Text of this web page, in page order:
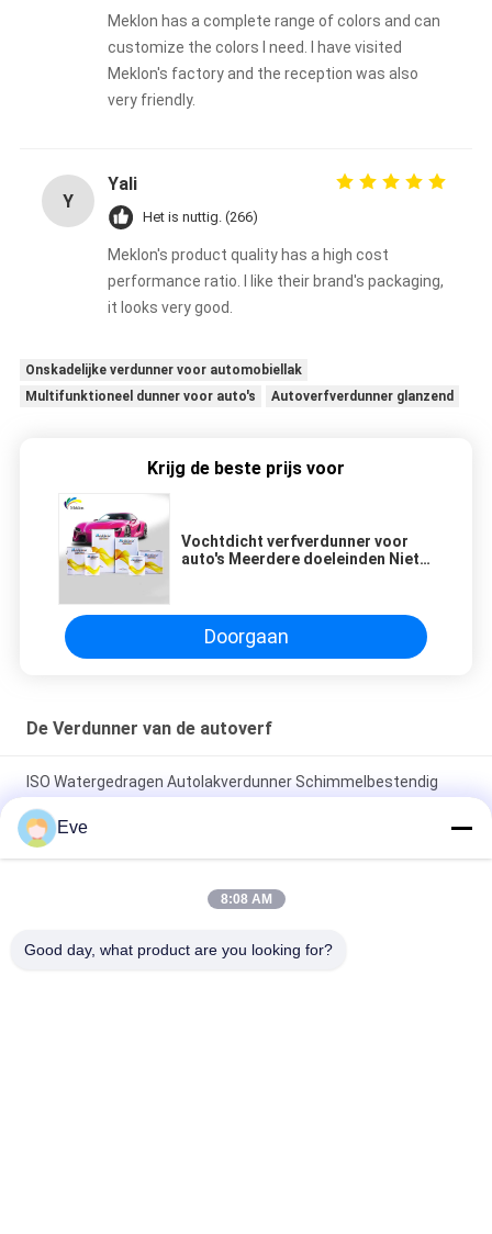
Meklon has a complete range of colors and can
customize the colors I need. I have visited
Meklon's factory and the reception was also
very friendly.
Y
Yali
Het is nuttig. (266)
Meklon's product quality has a high cost
performance ratio. I like their brand's packaging,
it looks very good.
Onskadelijke verdunner voor automobiellak
Multifunktioneel dunner voor auto's
Autoverfverdunner glanzend
Krijg de beste prijs voor
Vochtdicht verfverdunner voor
auto's Meerdere doeleinden Niet-
Doorgaan
De Verdunner van de autoverf
ISO Watergedragen Autolakverdunner Schimmelbestendig
Praktisch En Efficiënt En Sneldrogend
SGS Oliebestendige Lakverdunner Op Autolak
Niet-toxisch antizuur
Eve
8:08 AM
Good day, what product are you looking for?